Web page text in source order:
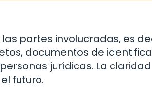
partes involucradas, es
documentos de
jurídicas. La
futuro.